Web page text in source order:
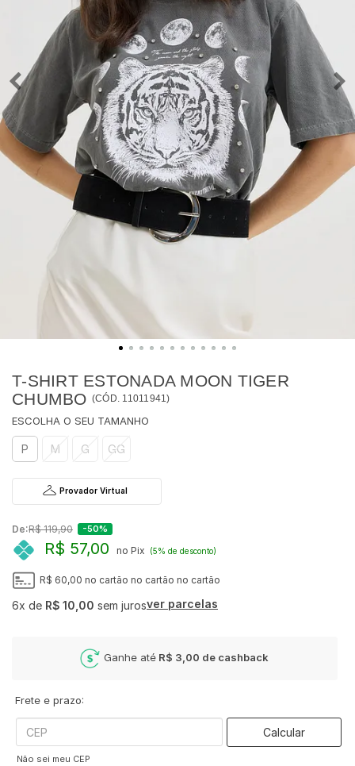
T-SHIRT ESTONADA MOON TIGER
CHUMBO (CÓD. 11011941)
P M G GG
Provador Virtual
De:R$ 119,90 -50%
R$ 57,00 no Pix (5% de desconto)
R$ 60,00 no cartão no cartão no cartão
6x de R$ 10,00 sem jurosver parcelas
Ganhe até R$ 3,00 de cashback
Frete e prazo:
Calcular
Não sei meu CEP